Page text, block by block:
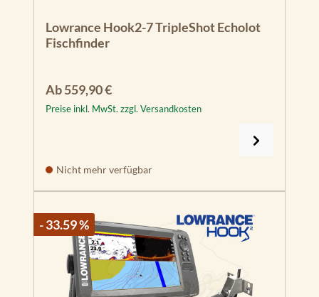
Lowrance Hook2-7 TripleShot Echolot
Fischfinder
Regulärer Preis:
Ab559,90 €
Preise inkl. MwSt. zzgl. Versandkosten
Nicht mehr verfügbar
- 33.59 %